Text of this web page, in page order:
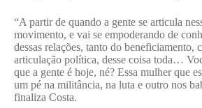
“A partir de quando a gente se articula
movimento, e vai se empoderando de
dessas relações, tanto do beneficiamento,
articulação política, desse coisa toda…
que a gente é hoje, né? Essa mulher que
um pé na militância, na luta e outro nos
finaliza Costa.